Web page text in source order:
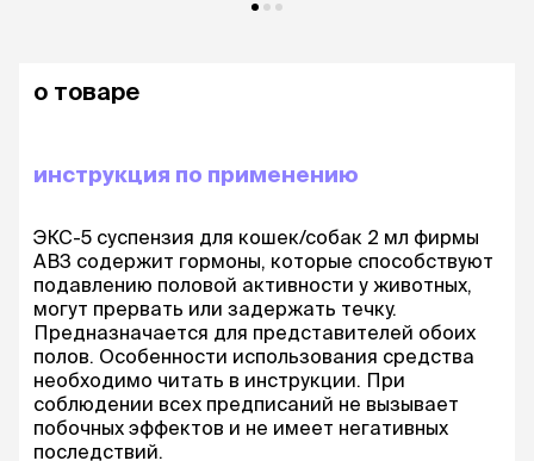
о товаре
инструкция по применению
ЭКС-5 суспензия для кошек/собак 2 мл фирмы
АВЗ содержит гормоны, которые способствуют
подавлению половой активности у животных,
могут прервать или задержать течку.
Предназначается для представителей обоих
полов. Особенности использования средства
необходимо читать в инструкции. При
соблюдении всех предписаний не вызывает
побочных эффектов и не имеет негативных
последствий.